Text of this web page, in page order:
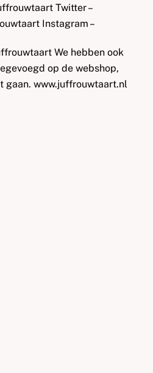
Twitter –
Instagram –
We hebben ook
op de webshop,
gaan. www.juffrouwtaart.nl